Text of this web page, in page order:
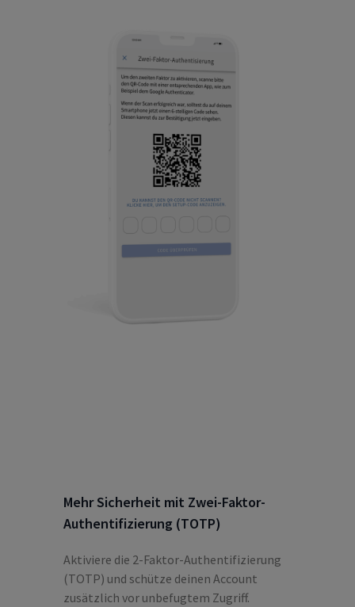
Mehr Sicherheit mit Zwei-Faktor-
Authentifizierung (TOTP)
Aktiviere die 2-Faktor-Authentifizierung
(TOTP) und schütze deinen Account
zusätzlich vor unbefugtem Zugriff.